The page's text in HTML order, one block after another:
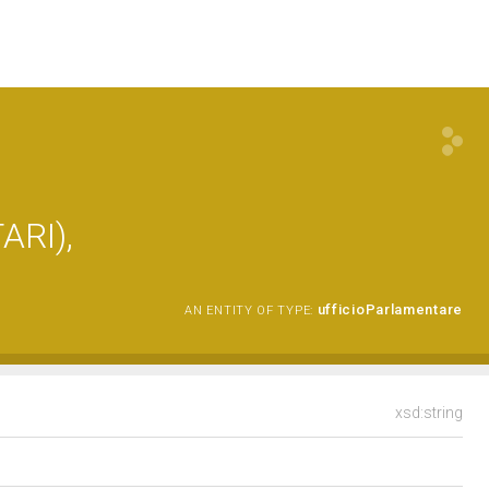
AN ENTITY OF TYPE: ufficioParlamentare
xsd:string